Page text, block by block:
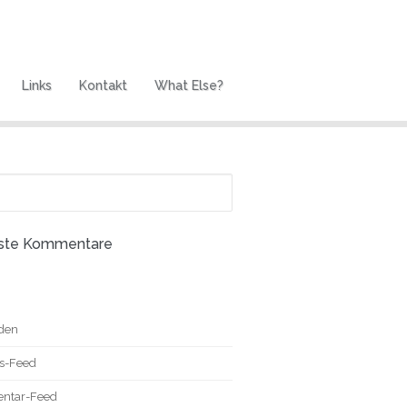
Links Kontakt What Else?
Kommentare
Feed
Feed